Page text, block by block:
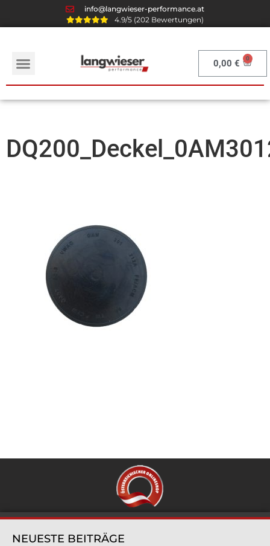
info@langwieser-performance.at
4.9/5 (202 Bewertungen)
0,00€
NEUESTE BEITRÄGE